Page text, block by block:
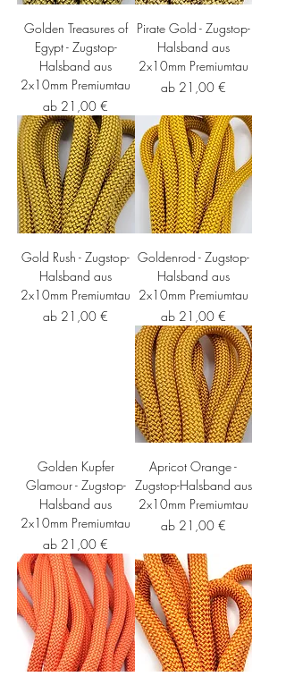
Golden Treasures of
Egypt - Zugstop-
Halsband aus
2x10mm Premiumtau
ab 21,00 €
Sale-Preis
Pirate Gold - Zugstop-
Halsband aus
2x10mm Premiumtau
ab 21,00 €
Sale-Preis
Gold Rush - Zugstop-
Halsband aus
2x10mm Premiumtau
ab 21,00 €
Sale-Preis
Goldenrod - Zugstop-
Halsband aus
2x10mm Premiumtau
ab 21,00 €
Sale-Preis
Golden Kupfer
Glamour - Zugstop-
Halsband aus
2x10mm Premiumtau
ab 21,00 €
Sale-Preis
Apricot Orange -
Zugstop-Halsband aus
2x10mm Premiumtau
ab 21,00 €
Sale-Preis